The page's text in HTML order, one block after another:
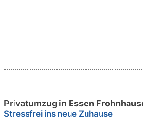
Privatumzug in Essen
Stressfrei ins neue Zuhause